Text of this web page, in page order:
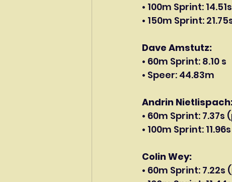
• 100m Sprint:
• 150m Sprint:
Dave Amstutz:
• 60m Sprint: 8.10 s
• Speer: 44.83m
Andrin
• 60m Sprint:
• 100m Sprint: 11.96s
Colin Wey:
• 60m Sprint: